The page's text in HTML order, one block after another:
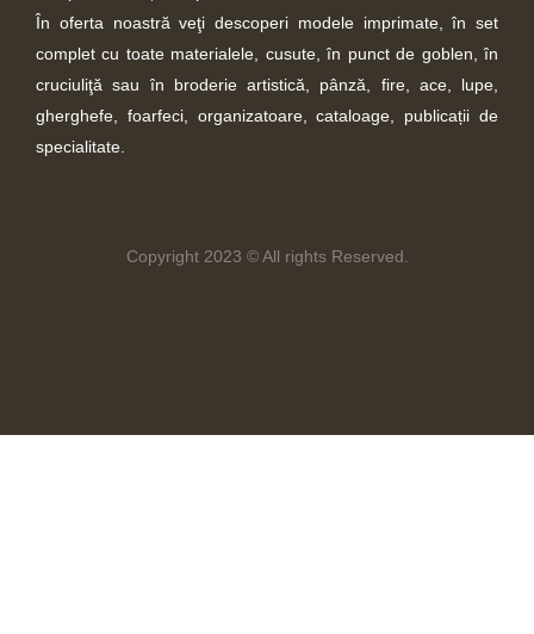
În oferta noastră veţi descoperi modele imprimate, în set
complet cu toate materialele, cusute, în punct de goblen, în
cruciuliţă sau în broderie artistică, pânză, fire, ace, lupe,
gherghefe, foarfeci, organizatoare, cataloage, publicații de
specialitate.
Copyright 2023 © All rights Reserved.